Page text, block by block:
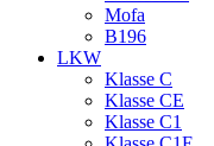
Mofa
B196
LKW
Klasse C
Klasse CE
Klasse C1